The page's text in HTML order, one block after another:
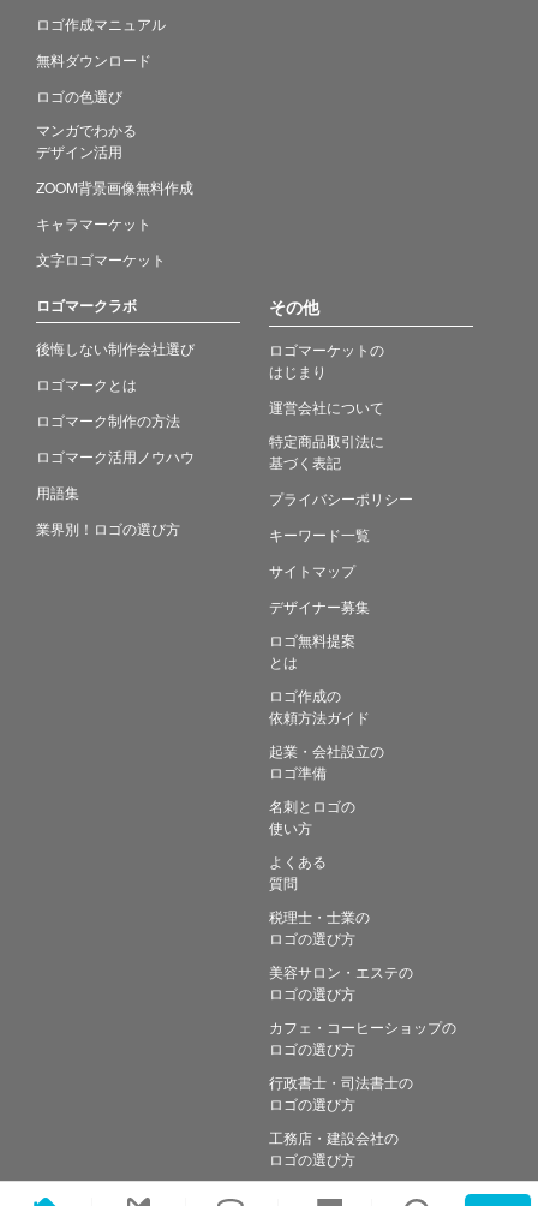
ロゴ作成マニュアル
無料ダウンロード
ロゴの色選び
マンガでわかる
デザイン活用
ZOOM背景画像無料作成
キャラマーケット
文字ロゴマーケット
ロゴマークラボ
後悔しない制作会社選び
ロゴマークとは
ロゴマーク制作の方法
ロゴマーク活用ノウハウ
用語集
業界別！ロゴの選び方
その他
ロゴマーケットの
はじまり
運営会社について
特定商品取引法に
基づく表記
プライバシーポリシー
キーワード一覧
サイトマップ
デザイナー募集
ロゴ無料提案
とは
ロゴ作成の
依頼方法ガイド
起業・会社設立の
ロゴ準備
名刺とロゴの
使い方
よくある
質問
税理士・士業の
ロゴの選び方
美容サロン・エステの
ロゴの選び方
カフェ・コーヒーショップの
ロゴの選び方
行政書士・司法書士の
ロゴの選び方
工務店・建設会社の
ロゴの選び方